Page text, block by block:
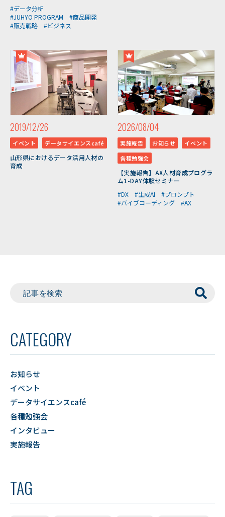
#データ分析
#JUHYO PROGRAM
#商品開発
#販売戦略
#ビジネス
2019/12/26
イベント データサイエンスcafé
山形県におけるデータ活用人材の
育成
2026/08/04
実施報告 お知らせ
イベント
各種勉強会
【実施報告】AX人材育成プログラ
ム1-DAY体験セミナー
#DX
#生成AI
#プロンプト
#バイブコーディング
#AX
CATEGORY
お知らせ
イベント
データサイエンスcafé
各種勉強会
インタビュー
実施報告
TAG